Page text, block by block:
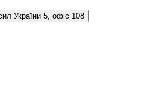
України 5, офіс 108